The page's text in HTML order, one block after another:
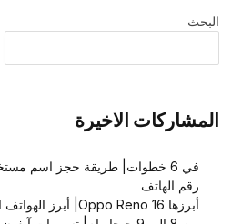
البحث
المشاركات الاخيرة
في 6 خطوات| طريقة حجز اسم
رقم الهاتف
أبرزها Oppo Reno 16| أبرز الهواتف المرتقبة في يوليو 2026